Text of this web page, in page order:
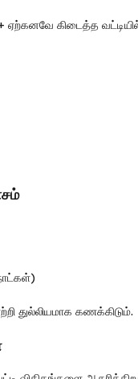
கிடைத்த
துல்லியமாக கணக்கிடும்.